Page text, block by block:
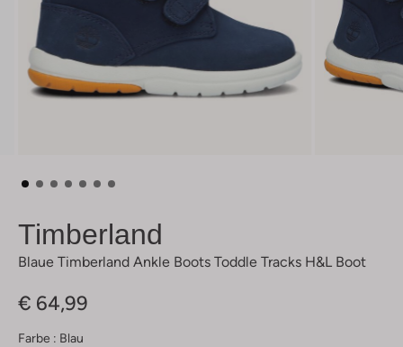
Timberland
Blaue Timberland Ankle Boots Toddle Tracks H&l Boot
€ 64,99
Farbe : Blau